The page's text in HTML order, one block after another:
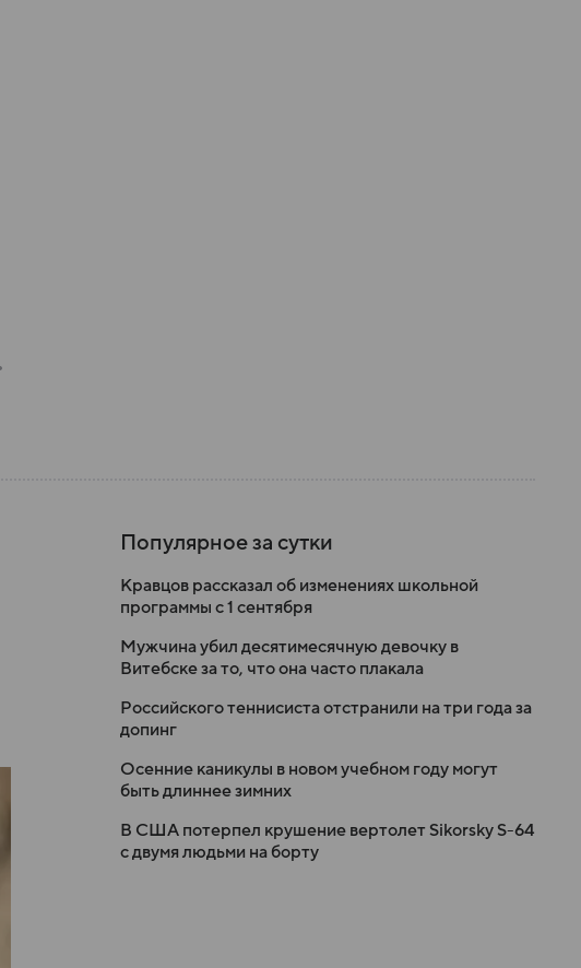
Популярное за сутки
Кравцов рассказал об изменениях школьной
программы с 1 сентября
Мужчина убил десятимесячную девочку в
Витебске за то, что она часто плакала
Российского теннисиста отстранили на три года за
допинг
Осенние каникулы в новом учебном году могут
быть длиннее зимних
В США потерпел крушение вертолет Sikorsky S-64
с двумя людьми на борту